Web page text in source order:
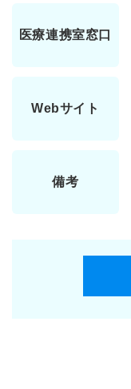
医療連携室窓口
Webサイト
備考